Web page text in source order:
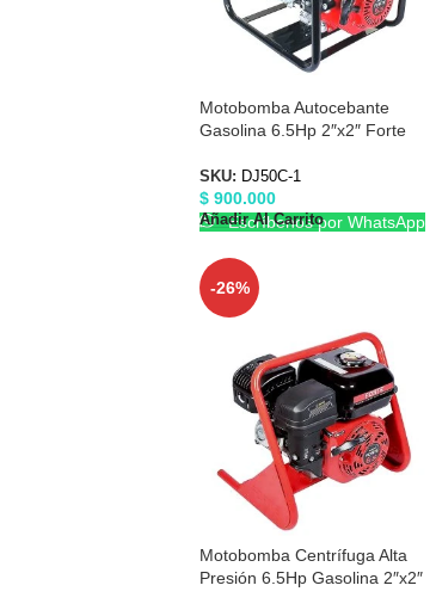
Motobomba Autocebante
Gasolina 6.5Hp 2″x2″ Forte
SKU: DJ50C-1
$ 900.000
Añadir Al Carrito
Escríbenos por WhatsApp
-26%
Motobomba Centrífuga Alta
Presión 6.5Hp Gasolina 2″x2″